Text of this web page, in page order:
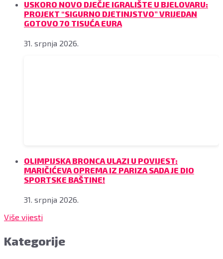
USKORO NOVO DJEČJE IGRALIŠTE U BJELOVARU:
PROJEKT “SIGURNO DJETINJSTVO” VRIJEDAN
GOTOVO 70 TISUĆA EURA
31. srpnja 2026.
OLIMPIJSKA BRONCA ULAZI U POVIJEST:
MARIČIĆEVA OPREMA IZ PARIZA SADA JE DIO
SPORTSKE BAŠTINE!
31. srpnja 2026.
Više vijesti
Kategorije